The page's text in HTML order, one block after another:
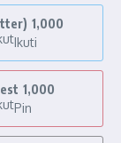
1,000
Ikuti
1,000
Pin